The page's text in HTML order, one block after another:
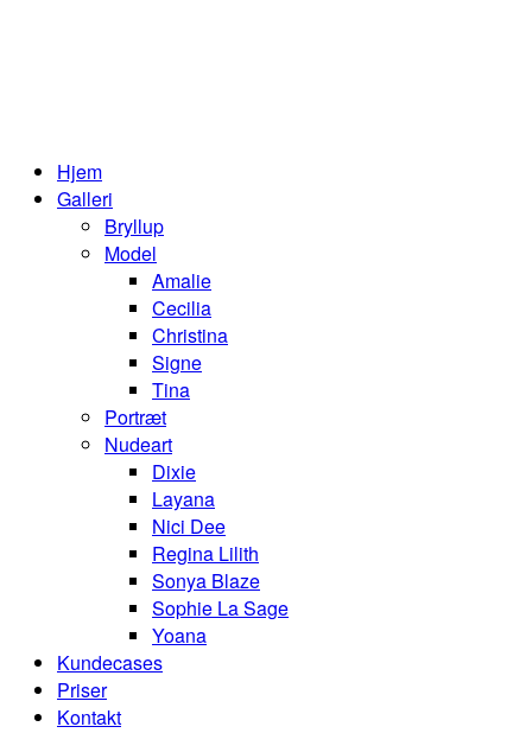
Hjem
Galleri
Bryllup
Model
Amalie
Cecilia
Christina
Signe
Tina
Portræt
Nudeart
Dixie
Layana
Nici Dee
Regina Lilith
Sonya Blaze
Sophie La Sage
Yoana
Kundecases
Priser
Kontakt